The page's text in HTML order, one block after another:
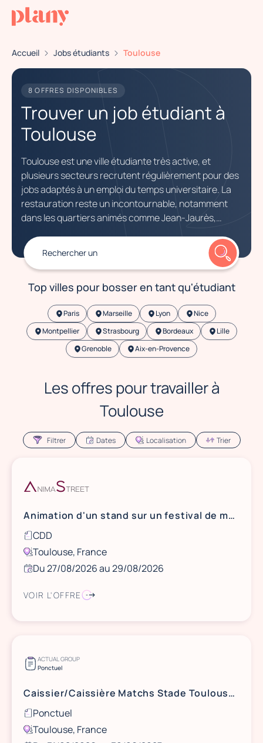
Accueil Jobs étudiants Toulouse
8 OFFRES DISPONIBLES
Trouver un job étudiant à
Toulouse
Toulouse est une ville étudiante très active, et
plusieurs secteurs recrutent régulièrement pour des
jobs adaptés à un emploi du temps universitaire. La
restauration reste un incontournable, notamment
dans les quartiers animés comme Jean-Jaurès,
logistique, l’accueil en entreprise, l’événementiel et
l’animation commerciale sont également très
porteurs. Sur Plany.jobs, tu retrouves des offres pour
travailler la semaine, le soir ou le week-end dans les
secteurs de l'événementiel, l'animation commerciale,
l'accueil en entreprise et la restauration.
Rechercherun poste
Top villes pour bosser en tant qu'étudiant
Paris Marseille Lyon
Nice
Montpellier
Strasbourg Bordeaux
Lille
Grenoble
Aix-en-Provence
Les offres pour travailler à
Toulouse
Filtrer Dates Localisation Trier
Animation d'un stand sur un festival de musique, du 27 au 29 aout à Toulouse (31)
CDD
Toulouse, France
Du 27/08/2026 au 29/08/2026
VOIR L'OFFRE
ACTUAL GROUP
Ponctuel
Caissier/Caissière Matchs Stade Toulousain
Ponctuel
Toulouse, France